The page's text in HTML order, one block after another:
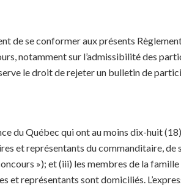
de se conformer aux présents
notamment sur l’admissibilité des
le droit de rejeter un bulletin de
du Québec qui ont au moins dix-huit
et représentants du commanditaire, de
»); et (iii) les membres de la
et représentants sont domiciliés.